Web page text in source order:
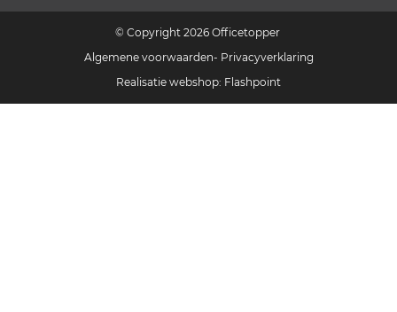
© Copyright 2026 Officetopper
Algemene voorwaarden
Privacyverklaring
Realisatie webshop: Flashpoint